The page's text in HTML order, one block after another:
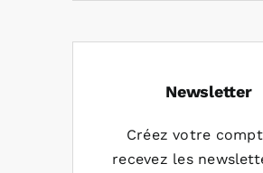
Newsletter
Créez votre
recevez les